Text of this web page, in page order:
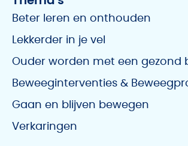
Beter leren en onthouden
Lekkerder in je vel
Ouder worden met een gezond
Beweeginterventies &
Gaan en blijven bewegen
Verkaringen